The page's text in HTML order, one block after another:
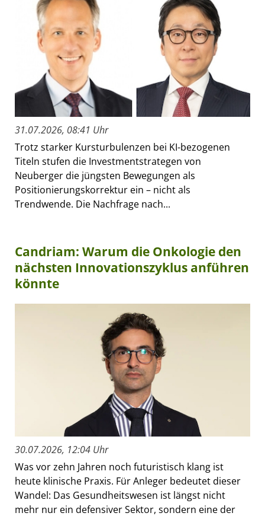
31.07.2026, 08:41 Uhr
Trotz starker Kursturbulenzen bei KI-bezogenen
Titeln stufen die Investmentstrategen von
Neuberger die jüngsten Bewegungen als
Positionierungskorrektur ein – nicht als
Trendwende. Die Nachfrage nach...
Candriam: Warum die Onkologie den
nächsten Innovationszyklus anführen
könnte
30.07.2026, 12:04 Uhr
Was vor zehn Jahren noch futuristisch klang ist
heute klinische Praxis. Für Anleger bedeutet dieser
Wandel: Das Gesundheitswesen ist längst nicht
mehr nur ein defensiver Sektor, sondern eine der